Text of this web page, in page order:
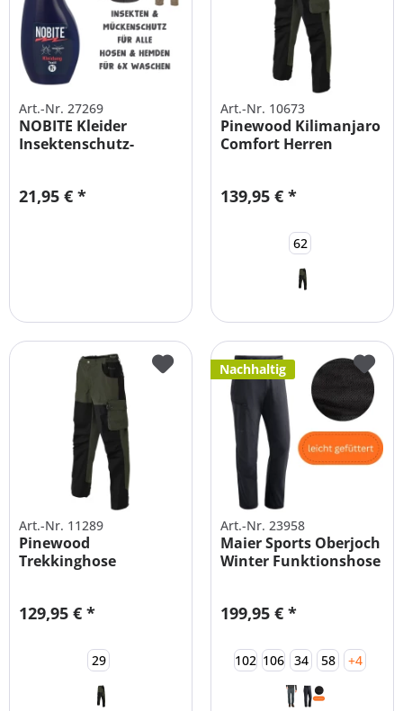
Art.-Nr. 27269
NOBITE Kleider
Insektenschutz-
21,95 € *
Art.-Nr. 10673
Pinewood Kilimanjaro
Comfort Herren
139,95 € *
62
Art.-Nr. 11289
Pinewood
Trekkinghose
129,95 € *
29
Nachhaltig
Art.-Nr. 23958
Maier Sports Oberjoch
Winter Funktionshose
199,95 € *
102 106 34 58 +4